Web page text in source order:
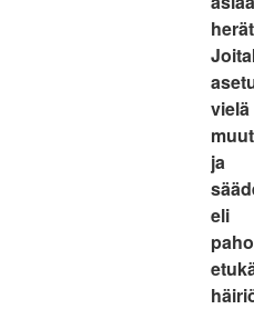
vielä
ja
eli